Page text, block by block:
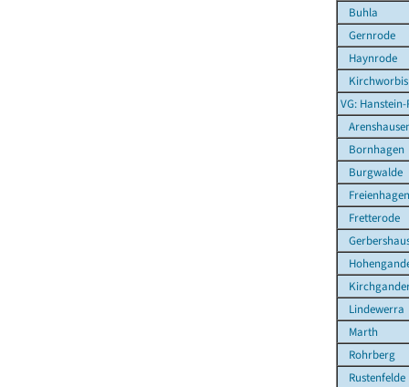
Buhla
Gernrode
Haynrode
Kirchworbis
VG:
Bornhagen
Burgwalde
Freienhagen
Fretterode
Lindewerra
Marth
Rohrberg
Rustenfelde